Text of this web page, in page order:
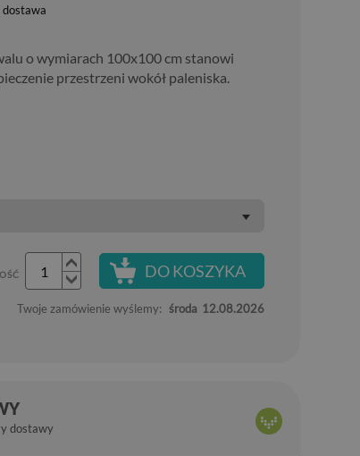
dostawa
o wymiarach 100x100 cm stanowi
przestrzeni wokół paleniska.
DO KOSZYKA
Twoje zamówienie wyślemy: środa 12.08.2026
dostawy